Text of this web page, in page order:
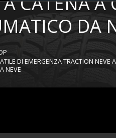
DA
DI EMERGENZA TRACTION
NEVE